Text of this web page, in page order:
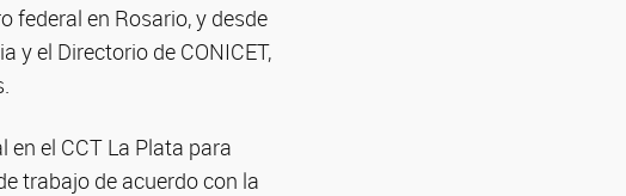
federal en Rosario, y desde
y el Directorio de CONICET,
en el CCT La Plata para
trabajo de acuerdo con la